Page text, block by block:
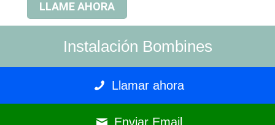
LLAME AHORA
Instalación Bombines
Llamar ahora
Enviar Email